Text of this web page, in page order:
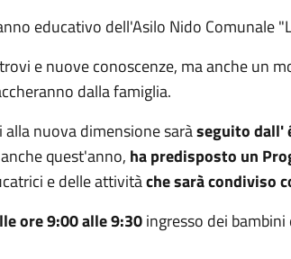
educativo dell'Asilo Nido Comunale
e nuove conoscenze, ma anche un
dalla famiglia.
alla nuova dimensione saràseguito dall'
quest'anno, ha predisposto un
e delle attivitàche sarà condiviso
ore 9:00 alle 9:30ingresso dei bambini